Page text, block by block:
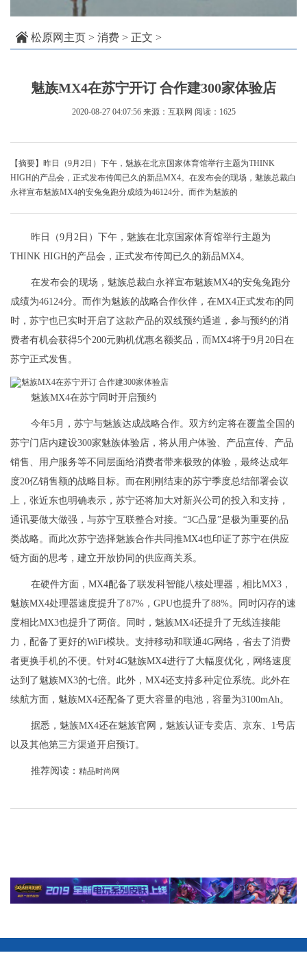
松原网主页 > 消费 > 正文 >
魅族MX4在苏宁开订 合作建300家体验店
2020-08-27 04:07:56 来源：互联网 阅读：1625
【摘要】昨日（9月2日）下午，魅族在北京国家体育馆举行主题为THINK
HIGH的产品会，正式发布传闻已久的新品MX4。在发布会的现场，魅族总裁白
永祥宣布魅族MX4的安兔兔跑分成绩为46124分。而作为魅族的
昨日（9月2日）下午，魅族在北京国家体育馆举行主题为
THINK HIGH的产品会，正式发布传闻已久的新品MX4。
在发布会的现场，魅族总裁白永祥宣布魅族MX4的安兔兔跑分
成绩为46124分。而作为魅族的战略合作伙伴，在MX4正式发布的同
时，苏宁也已实时开启了这款产品的双线预约通道，参与预约的消
费者有机会获得5个200元购机优惠名额奖品，而MX4将于9月20日在
苏宁正式发售。
魅族MX4在苏宁同时开启预约
今年5月，苏宁与魅族达成战略合作。双方约定将在覆盖全国的
苏宁门店内建设300家魅族体验店，将从用户体验、产品宣传、产品
销售、用户服务等不同层面给消费者带来极致的体验，最终达成年
度20亿销售额的战略目标。而在刚刚结束的苏宁季度总结部署会议
上，张近东也明确表示，苏宁还将加大对新兴公司的投入和支持，
通讯要做大做强，与苏宁互联整合对接。“3C凸显”是极为重要的品
类战略。而此次苏宁选择魅族合作共同推MX4也印证了苏宁在供应
链方面的思考，建立开放协同的供应商关系。
在硬件方面，MX4配备了联发科智能八核处理器，相比MX3，
魅族MX4处理器速度提升了87%，GPU也提升了88%。同时闪存的速
度相比MX3也提升了两倍。同时，魅族MX4还提升了无线连接能
力，配备了更好的WiFi模块。支持移动和联通4G网络，省去了消费
者更换手机的不便。针对4G魅族MX4进行了大幅度优化，网络速度
达到了魅族MX3的七倍。此外，MX4还支持多种定位系统。此外在
续航方面，魅族MX4还配备了更大容量的电池，容量为3100mAh。
据悉，魅族MX4还在魅族官网，魅族认证专卖店、京东、1号店
以及其他第三方渠道开启预订。
推荐阅读： 精品时尚网